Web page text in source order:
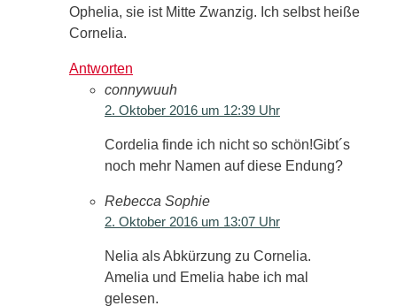
Ophelia, sie ist Mitte Zwanzig. Ich selbst heiße
Cornelia.
Antworten
connywuuh
2. Oktober 2016 um 12:39 Uhr
Cordelia finde ich nicht so schön!Gibt´s
noch mehr Namen auf diese Endung?
Rebecca Sophie
2. Oktober 2016 um 13:07 Uhr
Nelia als Abkürzung zu Cornelia.
Amelia und Emelia habe ich mal
gelesen.